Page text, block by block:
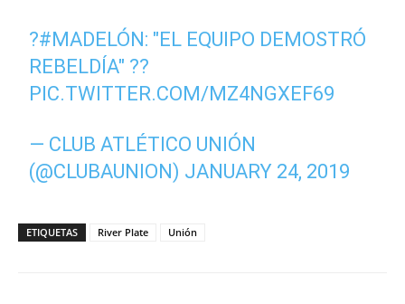
?#MADELÓN: "EL EQUIPO DEMOSTRÓ
REBELDÍA" ??
PIC.TWITTER.COM/MZ4NGXEF69
— CLUB ATLÉTICO UNIÓN
(@CLUBAUNION) JANUARY 24, 2019
ETIQUETAS River Plate Unión